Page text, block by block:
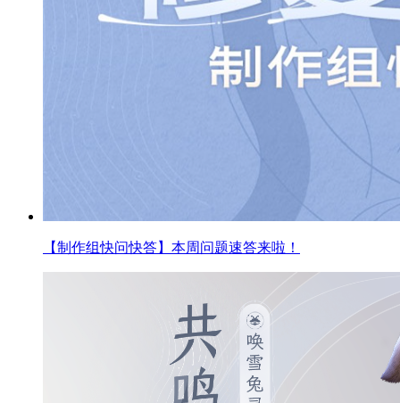
【制作组快问快答】本周问题速答来啦！